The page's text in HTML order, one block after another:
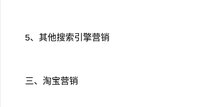
5、其他搜索引擎营销
三、淘宝营销